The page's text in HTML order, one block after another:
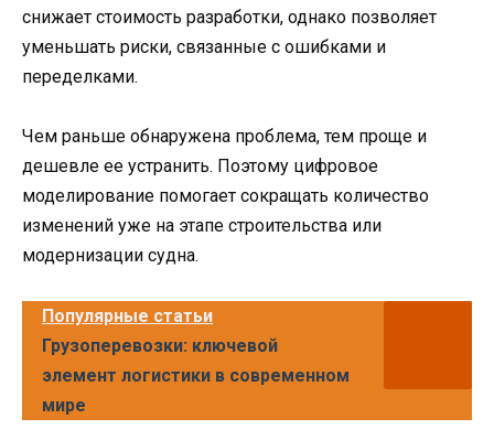
снижает стоимость разработки, однако позволяет
уменьшать риски, связанные с ошибками и
переделками.
Чем раньше обнаружена проблема, тем проще и
дешевле ее устранить. Поэтому цифровое
моделирование помогает сокращать количество
изменений уже на этапе строительства или
модернизации судна.
Популярные статьи
Грузоперевозки: ключевой
элемент логистики в современном
мире